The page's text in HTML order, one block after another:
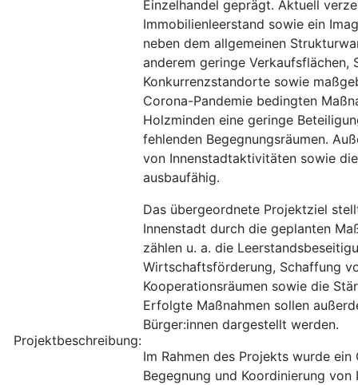
Projektbeschreibung:
Einzelhandel geprägt. Aktuell
Immobilienleerstand sowie ein
neben dem allgemeinen
anderem geringe Verkaufsflächen,
Konkurrenzstandorte sowie
Corona-Pandemie bedingten
Holzminden eine geringe
fehlenden Begegnungsräumen.
von Innenstadtaktivitäten sowie
ausbaufähig.
Das übergeordnete Projektziel
Innenstadt durch die geplanten
zählen u. a. die
Wirtschaftsförderung, Schaffung
Kooperationsräumen sowie die
Erfolgte Maßnahmen sollen
Bürger:innen dargestellt werden.
Im Rahmen des Projekts wurde
Begegnung und Koordinierung